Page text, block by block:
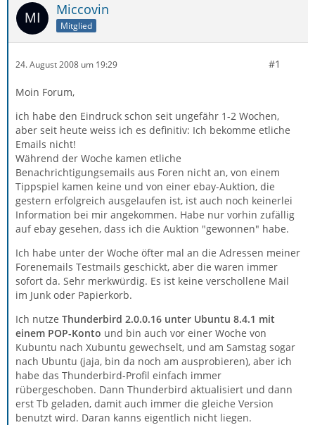
Miccovin
Mitglied
24. August 2008 um 19:29 #1
Moin Forum,
ich habe den Eindruck schon seit ungefähr 1-2 Wochen,
aber seit heute weiss ich es definitiv: Ich bekomme etliche
Emails nicht!
Während der Woche kamen etliche
Benachrichtigungsemails aus Foren nicht an, von einem
Tippspiel kamen keine und von einer ebay-Auktion, die
gestern erfolgreich ausgelaufen ist, ist auch noch keinerlei
Information bei mir angekommen. Habe nur vorhin zufällig
auf ebay gesehen, dass ich die Auktion "gewonnen" habe.
Ich habe unter der Woche öfter mal an die Adressen meiner
Forenemails Testmails geschickt, aber die waren immer
sofort da. Sehr merkwürdig. Es ist keine verschollene Mail
im Junk oder Papierkorb.
Ich nutze Thunderbird 2.0.0.16 unter Ubuntu 8.4.1 mit
einem POP-Konto und bin auch vor einer Woche von
Kubuntu nach Xubuntu gewechselt, und am Samstag sogar
nach Ubuntu (jaja, bin da noch am ausprobieren), aber ich
habe das Thunderbird-Profil einfach immer
rübergeschoben. Dann Thunderbird aktualisiert und dann
erst Tb geladen, damit auch immer die gleiche Version
benutzt wird. Daran kanns eigentlich nicht liegen.